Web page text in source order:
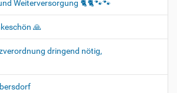
Weiterversorgung 🐈‍🐈🐾🐾
🙏
dringend nötig,